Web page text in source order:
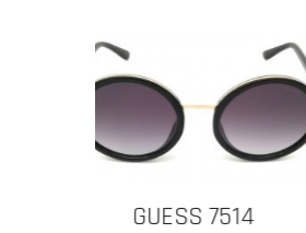
GUESS 7610